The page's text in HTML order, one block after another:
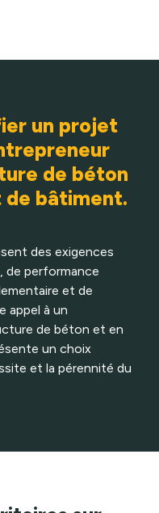
un projet
de béton
de bâtiment.
des exigences
de performance
et de
appel à un
de béton et en
un choix
et la pérennité du